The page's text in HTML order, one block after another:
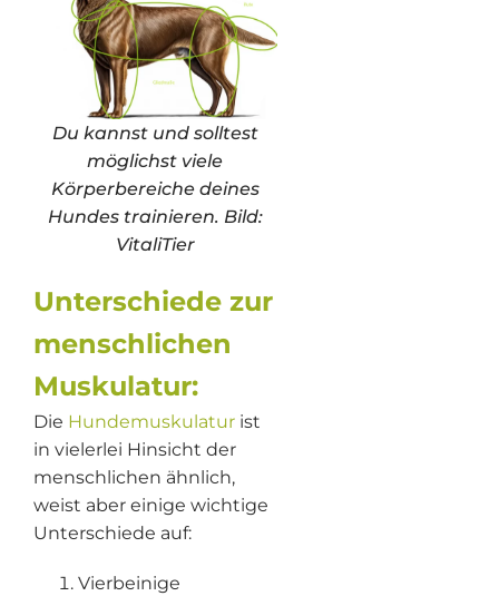
Du kannst und solltest
möglichst viele
Körperbereiche deines
Hundes trainieren. Bild:
VitaliTier
Unterschiede zur
menschlichen
Muskulatur:
Die Hundemuskulatur ist
in vielerlei Hinsicht der
menschlichen ähnlich,
weist aber einige wichtige
Unterschiede auf:
Vierbeinige